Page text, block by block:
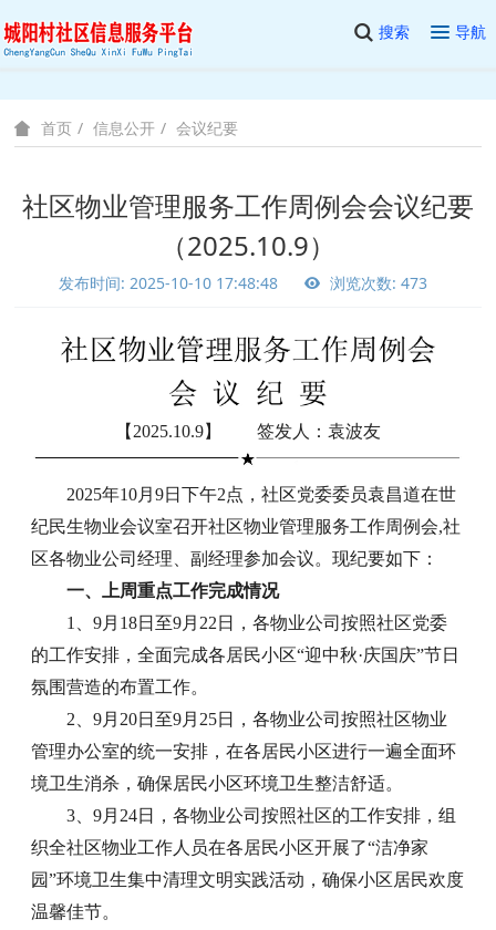
搜索 导航
首页 信息公开 会议纪要
社区物业管理服务工作周例会会议纪要
（2025.10.9）
发布时间: 2025-10-10 17:48:48 浏览次数: 473
【2025.10.9】 签发人：袁波友
2025年10月9日下午2点，社区党委委员袁昌道在世
纪民生物业会议室召开社区物业管理服务工作周例会,社
区各物业公司经理、副经理参加会议。现纪要如下：
一、上周重点工作完成情况
1、9月18日至9月22日，各物业公司按照社区党委
的工作安排，全面完成各居民小区“迎中秋·庆国庆”节日
氛围营造的布置工作。
2、9月20日至9月25日，各物业公司按照社区物业
管理办公室的统一安排，在各居民小区进行一遍全面环
境卫生消杀，确保居民小区环境卫生整洁舒适。
3、9月24日，各物业公司按照社区的工作安排，组
织全社区物业工作人员在各居民小区开展了“洁净家
园”环境卫生集中清理文明实践活动，确保小区居民欢度
温馨佳节。